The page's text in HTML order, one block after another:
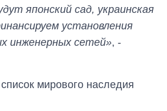
японский сад, украинская
установления
инженерных сетей», -
мирового наследия